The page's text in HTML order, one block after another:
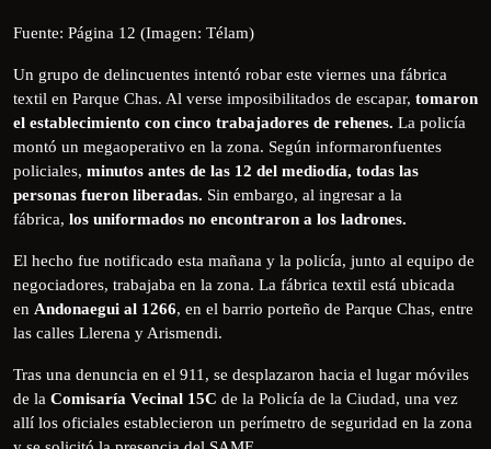
Fuente: Página 12 (Imagen: Télam)
Un grupo de delincuentes intentó robar este viernes una fábrica
textil en Parque Chas. Al verse imposibilitados de escapar, tomaron
el establecimiento con cinco trabajadores de rehenes. La policía
montó un megaoperativo en la zona. Según informaronfuentes
policiales, minutos antes de las 12 del mediodía, todas las
personas fueron liberadas. Sin embargo, al ingresar a la
fábrica, los uniformados no encontraron a los ladrones.
El hecho fue notificado esta mañana y la policía, junto al equipo de
negociadores, trabajaba en la zona. La fábrica textil está ubicada
en Andonaegui al 1266, en el barrio porteño de Parque Chas, entre
las calles Llerena y Arismendi.
Tras una denuncia en el 911, se desplazaron hacia el lugar móviles
de la Comisaría Vecinal 15C de la Policía de la Ciudad, una vez
allí los oficiales establecieron un perímetro de seguridad en la zona